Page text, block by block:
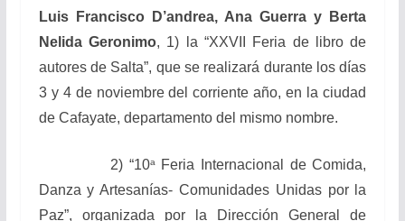
Luis Francisco D’andrea, Ana Guerra y Berta
Nelida Geronimo, 1) la “XXVII Feria de libro de
autores de Salta”, que se realizará durante los días
3 y 4 de noviembre del corriente año, en la ciudad
de Cafayate, departamento del mismo nombre.
2) “10aFeria Internacional de Comida,
Danza y Artesanías- Comunidades Unidas por la
Paz”, organizada por la Dirección General de